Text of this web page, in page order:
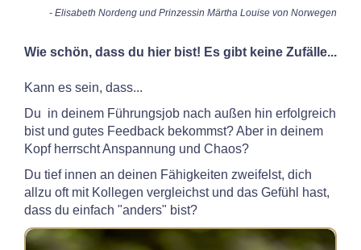
- Elisabeth Nordeng und Prinzessin Märtha Louise von Norwegen
Wie schön, dass du hier bist! Es gibt keine Zufälle...
Kann es sein, dass...
Du in deinem Führungsjob nach außen hin erfolgreich
bist und gutes Feedback bekommst? Aber in deinem
Kopf herrscht Anspannung und Chaos?
Du tief innen an deinen Fähigkeiten zweifelst, dich
allzu oft mit Kollegen vergleichst und das Gefühl hast,
dass du einfach "anders" bist?